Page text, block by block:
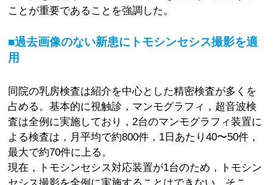
ことが重要であることを強調した。
■過去画像のない新患にトモシンセシス撮影を適
用
同院の乳房検査は紹介を中心とした精密検査が多くを
占める。基本的に視触診，マンモグラフィ，超音波検
査は全例に実施しており，2台のマンモグラフィ装置に
よる検査は，月平均で約800件，1日あたり40〜50件，
最大で約70件に上る。
現在，トモシンセシス対応装置が1台のため，トモシン
セシス撮影を全例に実施することはできない。そこ